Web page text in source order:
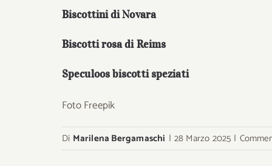
Biscottini di Novara
Biscotti rosa di Reims
Speculoos biscotti speziati
Foto Freepik
Di Marilena Bergamaschi | 28 Marzo 2025 |